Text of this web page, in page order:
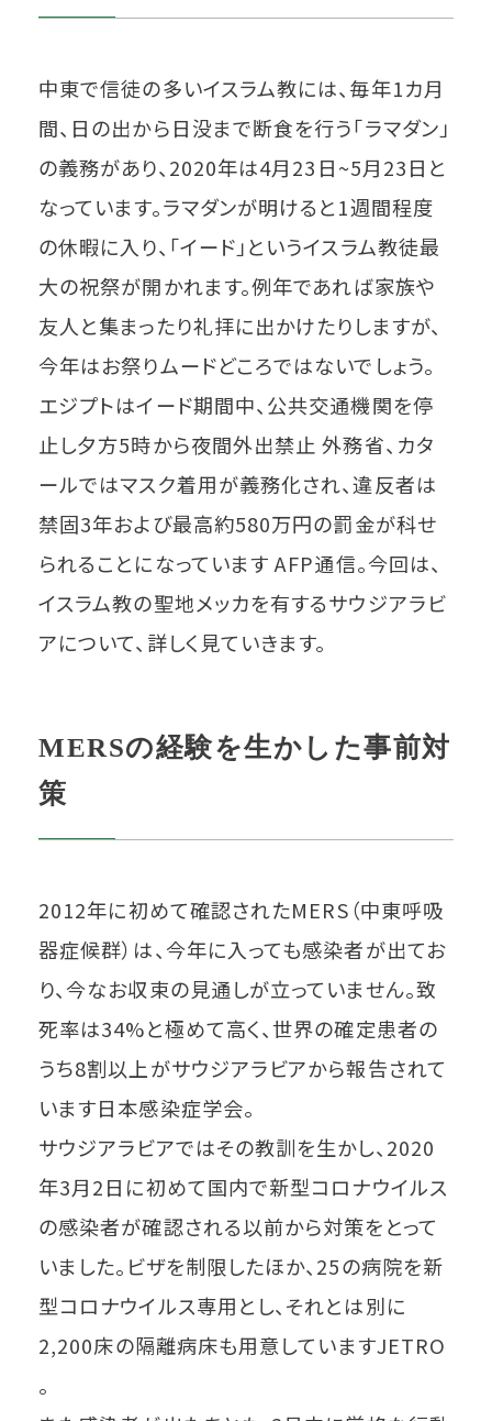
中東で信徒の多いイスラム教には、毎年1カ月
間、日の出から日没まで断食を行う「ラマダン」
の義務があり、2020年は4月23日~5月23日と
なっています。ラマダンが明けると1週間程度
の休暇に入り、「イード」というイスラム教徒最
大の祝祭が開かれます。例年であれば家族や
友人と集まったり礼拝に出かけたりしますが、
今年はお祭りムードどころではないでしょう。
エジプトはイード期間中、公共交通機関を停
止し夕方5時から夜間外出禁止 外務省、カタ
ールではマスク着用が義務化され、違反者は
禁固3年および最高約580万円の罰金が科せ
られることになっています AFP通信。今回は、
イスラム教の聖地メッカを有するサウジアラビ
アについて、詳しく見ていきます。
MERSの経験を生かした事前対
策
2012年に初めて確認されたMERS（中東呼吸
器症候群）は、今年に入っても感染者が出てお
り、今なお収束の見通しが立っていません。致
死率は34%と極めて高く、世界の確定患者の
うち8割以上がサウジアラビアから報告されて
います日本感染症学会。
サウジアラビアではその教訓を生かし、2020
年3月2日に初めて国内で新型コロナウイルス
の感染者が確認される以前から対策をとって
いました。ビザを制限したほか、25の病院を新
型コロナウイルス専用とし、それとは別に
2,200床の隔離病床も用意していますJETRO
。